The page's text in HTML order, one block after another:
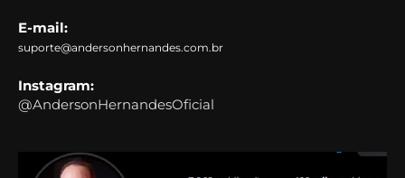
E-mail:
suporte@andersonhernandes.com.br
Instagram:
@AndersonHernandesOficial